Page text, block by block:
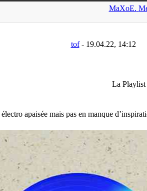
MaXoE.
tof- 19.04.22, 14:12
La
apaisée mais pas en manque